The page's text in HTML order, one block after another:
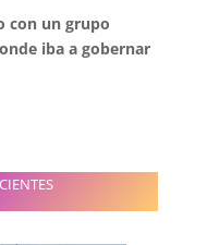
con un grupo
iba a gobernar